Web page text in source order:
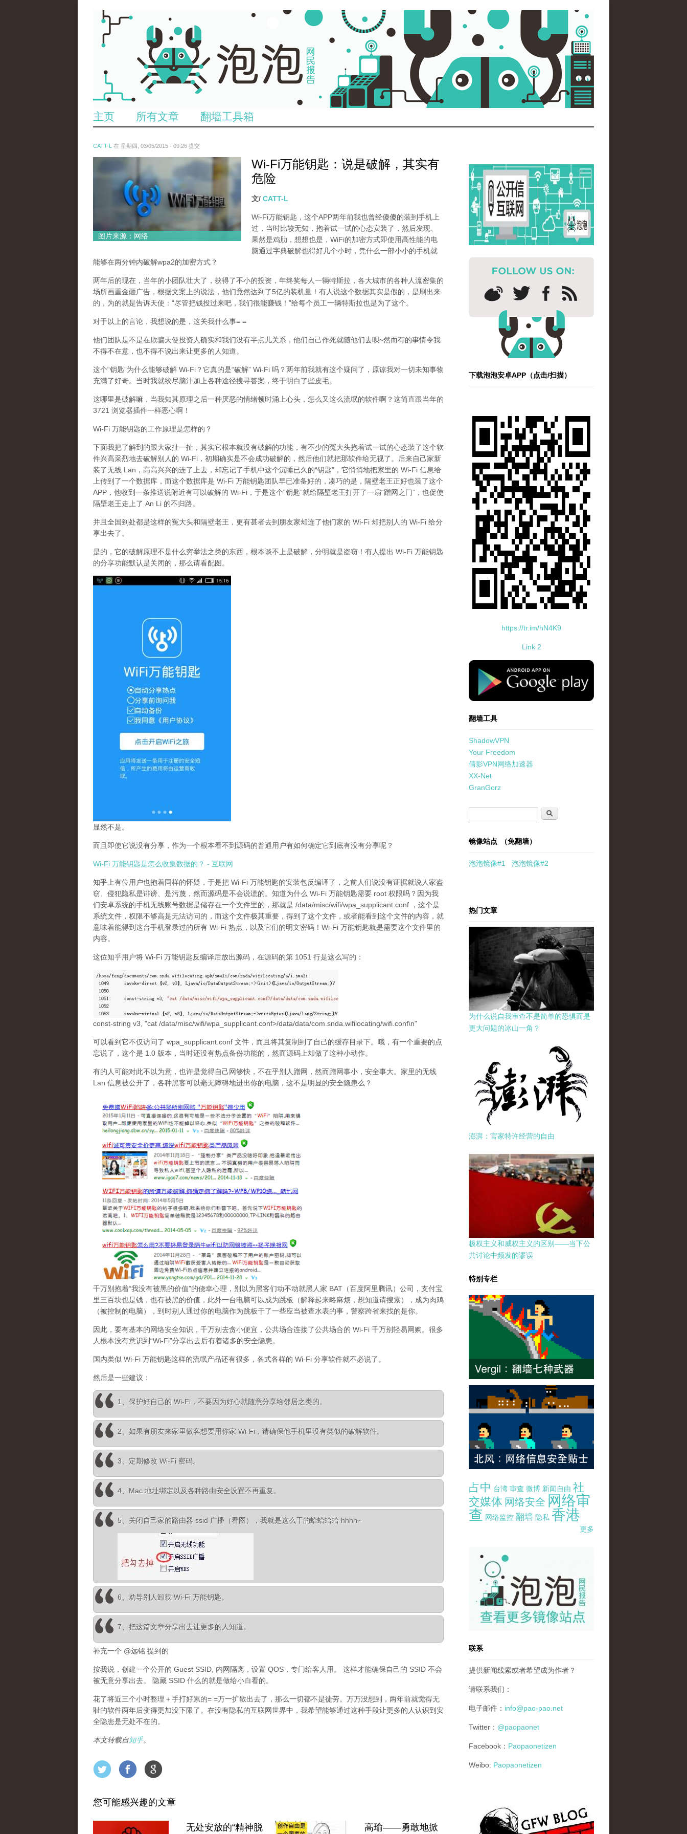
主页 所有文章 翻墙工具箱
CATT-L 在 星期四, 03/05/2015 - 09:26 提交
mo_neng_yao_chi_.jpg
图片来源：网络
Wi-Fi万能钥匙：说是破解，其实有
危险
文/ CATT-L
Wi-Fi万能钥匙，这个APP两年前我也曾经傻傻的装到手机上
过，当时比较无知，抱着试一试的心态安装了，然后发现、
果然是鸡肋，想想也是，WiFi的加密方式即使用高性能的电
脑通过字典破解也得好几个小时，凭什么一部小小的手机就
能够在两分钟内破解wpa2的加密方式？
两年后的现在，当年的小团队壮大了，获得了不小的投资，年终奖每人一辆特斯拉，各大城市的各种人流密集的
场所画重金砸广告，根据文案上的说法，他们竟然达到了5亿的装机量！有人说这个数据其实是假的，是刷出来
的，为的就是告诉天使：“尽管把钱投过来吧，我们很能赚钱！”给每个员工一辆特斯拉也是为了这个。
对于以上的言论，我想说的是，这关我什么事= =
他们团队是不是在欺骗天使投资人确实和我们没有半点儿关系，他们自己作死就随他们去呗~然而有的事情令我
不得不在意，也不得不说出来让更多的人知道。
这个“钥匙”为什么能够破解 Wi-Fi？它真的是“破解” Wi-Fi 吗？两年前我就有这个疑问了，原谅我对一切未知事物
充满了好奇。当时我就绞尽脑汁加上各种途径搜寻答案，终于明白了些皮毛。
这哪里是破解嘛，当我知其原理之后一种厌恶的情绪顿时涌上心头，怎么又这么流氓的软件啊？这简直跟当年的
3721 浏览器插件一样恶心啊！
Wi-Fi 万能钥匙的工作原理是怎样的？
下面我把了解到的跟大家扯一扯，其实它根本就没有破解的功能，有不少的冤大头抱着试一试的心态装了这个软
件兴高采烈地去破解别人的 Wi-Fi，初期确实是不会成功破解的，然后他们就把那软件给无视了。后来自己家新
装了无线 Lan，高高兴兴的连了上去，却忘记了手机中这个沉睡已久的“钥匙"，它悄悄地把家里的 Wi-Fi 信息给
上传到了一个数据库，而这个数据库是 Wi-Fi 万能钥匙团队早已准备好的，凑巧的是，隔壁老王正好也装了这个
APP，他收到一条推送说附近有可以破解的 Wi-Fi，于是这个“钥匙”就给隔壁老王打开了一扇“蹭网之门”，也促使
隔壁老王走上了 An Li 的不归路。
并且全国到处都是这样的冤大头和隔壁老王，更有甚者去到朋友家却连了他们家的 Wi-Fi 却把别人的 Wi-Fi 给分
享出去了。
是的，它的破解原理不是什么穷举法之类的东西，根本谈不上是破解，分明就是盗窃！有人提出 Wi-Fi 万能钥匙
的分享功能默认是关闭的，那么请看配图。
显然不是。
而且即使它说没有分享，作为一个根本看不到源码的普通用户有如何确定它到底有没有分享呢？
Wi-Fi 万能钥匙是怎么收集数据的？ - 互联网
知乎上有位用户也抱着同样的怀疑，于是把 Wi-Fi 万能钥匙的安装包反编译了，之前人们说没有证据就说人家盗
窃、侵犯隐私是诽谤、是污蔑，然而源码是不会说谎的。知道为什么 Wi-Fi 万能钥匙需要 root 权限吗？因为我
们安卓系统的手机无线账号数据是储存在一个文件里的，那就是 /data/misc/wifi/wpa_supplicant.conf ，这个是
系统文件，权限不够高是无法访问的，而这个文件极其重要，得到了这个文件，或者能看到这个文件的内容，就
意味着能得到这台手机登录过的所有 Wi-Fi 热点，以及它们的明文密码！Wi-Fi 万能钥匙就是需要这个文件里的
内容。
这位知乎用户将 Wi-Fi 万能钥匙反编译后放出源码，在源码的第 1051 行是这么写的：
const-string v3, "cat /data/misc/wifi/wpa_supplicant.conf>/data/data/com.snda.wifilocating/wifi.conf\n"
可以看到它不仅访问了 wpa_supplicant.conf 文件，而且将其复制到了自己的缓存目录下。哦，有一个重要的点
忘说了，这个是 1.0 版本，当时还没有热点备份功能的，然而源码上却做了这种小动作。
有的人可能对此不以为意，也许是觉得自己网够快，不在乎别人蹭网，然而蹭网事小，安全事大。家里的无线
Lan 信息被公开了，各种黑客可以毫无障碍地进出你的电脑，这不是明显的安全隐患么？
千万别抱着“我没有被黑的价值”的侥幸心理，别以为黑客们动不动就黑人家 BAT（百度阿里腾讯）公司，支付宝
里三百块也是钱，也有被黑的价值，此外一台电脑可以成为跳板（解释起来略麻烦，想知道请搜索），成为肉鸡
（被控制的电脑），到时别人通过你的电脑作为跳板干了一些应当被查水表的事，警察跨省来找的是你。
因此，要有基本的网络安全知识，千万别去贪小便宜，公共场合连接了公共场合的 Wi-Fi 千万别轻易网购。很多
人根本没有意识到“Wi-Fi”分享出去后有着诸多的安全隐患。
国内类似 Wi-Fi 万能钥匙这样的流氓产品还有很多，各式各样的 Wi-Fi 分享软件就不必说了。
然后是一些建议：
1、保护好自己的 Wi-Fi，不要因为好心就随意分享给邻居之类的。
2、如果有朋友来家里做客想要用你家 Wi-Fi，请确保他手机里没有类似的破解软件。
3、定期修改 Wi-Fi 密码。
4、Mac 地址绑定以及各种路由安全设置不再重复。
5、关闭自己家的路由器 ssid 广播（看图），我就是这么干的蛤蛤蛤蛤 hhhh~
6、劝导别人卸载 Wi-Fi 万能钥匙。
7、把这篇文章分享出去让更多的人知道。
补充一个 @远铭 提到的
按我说，创建一个公开的 Guest SSID, 内网隔离，设置 QOS，专门给客人用。 这样才能确保自己的 SSID 不会
被无意分享出去。 隐藏 SSID 什么的就是做给小白看的。
花了将近三个小时整理＋手打好累的= =万一扩散出去了，那么一切都不是徒劳。万万没想到，两年前就觉得无
耻的软件两年后变得更加没下限了。在没有隐私的互联网世界中，我希望能够通过这种手段让更多的人认识到安
全隐患是无处不在的。
本文转载自知乎。
您可能感兴趣的文章
无处安放的“精神脱 高瑜——勇敢地掀
下载泡泡安卓APP（点击/扫描）
https://tr.im/hN4K9
Link 2
standard-icon-googleplay-app-store.png
翻墙工具
ShadowVPN
Your Freedom
倩影VPN网络加速器
XX-Net
GranGorz
搜索
镜像站点 （免翻墙）
泡泡镜像#1 泡泡镜像#2
热门文章
为什么说自我审查不是简单的恐惧而是
更大问题的冰山一角？
澎湃：官家特许经营的自由
极权主义和威权主义的区别——当下公
共讨论中频发的谬误
特别专栏
占中 台湾 审查 微博 新闻自由 社
交媒体 网络安全 网络审
查 网络监控 翻墙 隐私 香港
更多
pao-pao-banner-mirror-site-120814.jpg
联系
提供新闻线索或者希望成为作者？
请联系我们：
电子邮件： info@pao-pao.net
Twitter： @paopaonet
Facebook： Paopaonetizen
Weibo: Paopaonetizen
gfw_blog_small.jpg